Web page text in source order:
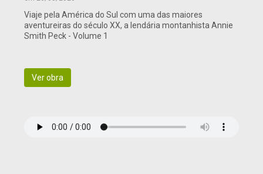
Viaje pela América do Sul com uma das maiores
aventureiras do século XX, a lendária montanhista Annie
Smith Peck - Volume 1
Ver obra